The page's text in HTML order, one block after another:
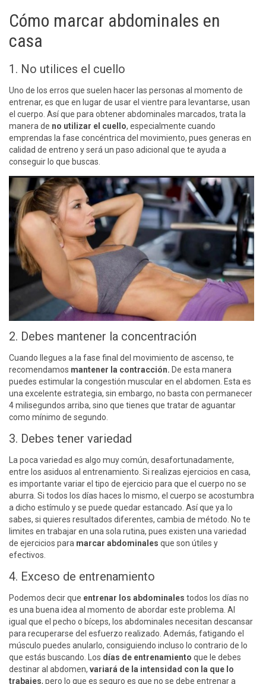
Cómo marcar abdominales en
casa
1. No utilices el cuello
Uno de los erros que suelen hacer las personas al momento de
entrenar, es que en lugar de usar el vientre para levantarse, usan
el cuerpo. Así que para obtener abdominales marcados, trata la
manera de no utilizar el cuello, especialmente cuando
emprendas la fase concéntrica del movimiento, pues generas en
calidad de entreno y será un paso adicional que te ayuda a
conseguir lo que buscas.
2. Debes mantener la concentración
Cuando llegues a la fase final del movimiento de ascenso, te
recomendamos mantener la contracción. De esta manera
puedes estimular la congestión muscular en el abdomen. Esta es
una excelente estrategia, sin embargo, no basta con permanecer
4 milisegundos arriba, sino que tienes que tratar de aguantar
como mínimo de segundo.
3. Debes tener variedad
La poca variedad es algo muy común, desafortunadamente,
entre los asiduos al entrenamiento. Si realizas ejercicios en casa,
es importante variar el tipo de ejercicio para que el cuerpo no se
aburra. Si todos los días haces lo mismo, el cuerpo se acostumbra
a dicho estímulo y se puede quedar estancado. Así que ya lo
sabes, si quieres resultados diferentes, cambia de método. No te
limites en trabajar en una sola rutina, pues existen una variedad
de ejercicios para marcar abdominales que son útiles y
efectivos.
4. Exceso de entrenamiento
Podemos decir que entrenar los abdominales todos los días no
es una buena idea al momento de abordar este problema. Al
igual que el pecho o bíceps, los abdominales necesitan descansar
para recuperarse del esfuerzo realizado. Además, fatigando el
músculo puedes anularlo, consiguiendo incluso lo contrario de lo
que estás buscando. Los días de entrenamiento que le debes
destinar al abdomen, variará de la intensidad con la que lo
trabajes, pero lo que es seguro es que no se debe entrenar a